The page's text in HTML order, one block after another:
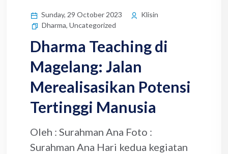
Sunday, 29 October 2023
Klisin
Dharma, Uncategorized
Dharma Teaching di
Magelang: Jalan
Merealisasikan Potensi
Tertinggi Manusia
Oleh : Surahman Ana Foto :
Surahman Ana Hari kedua kegiatan